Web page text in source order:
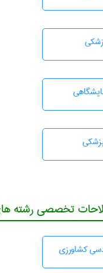
تخصصی رشته
كشاورزی